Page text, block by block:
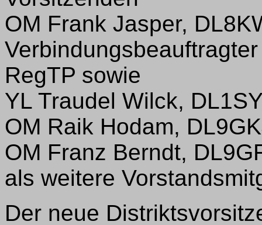
OM Frank Jasper,
RegTP sowie
YL Traudel Wilck,
OM Raik Hodam,
OM Franz Berndt,
als weitere
Der neue